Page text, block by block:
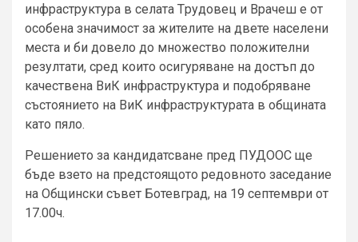
инфраструктура в селата Tрудовец и Врачеш е от
особена значимост за жителите на двете населени
места и би довело до множество положителни
резултати, сред които осигуряване на достъп до
качествена ВиК инфраструктура и подобряване
състоянието на ВиК инфраструктурата в общината
като пяло.
Решението за кандидатсване пред ПУДООС ще
бъде взето на предстоящото редовното заседание
на Общински съвет Ботевград, на 19 септември от
17.00ч.